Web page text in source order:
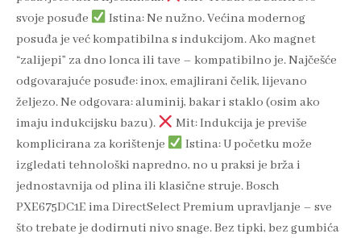
svoje posuđe
Istina: Ne nužno. Većina modernog
posuđa je već kompatibilna s indukcijom. Ako magnet
“zalijepi” za dno lonca ili tave – kompatibilno je. Najčešće
odgovarajuće posuđe: inox, emajlirani čelik, lijevano
željezo. Ne odgovara: aluminij, bakar i staklo (osim ako
imaju indukcijsku bazu).
Mit: Indukcija je previše
komplicirana za korištenje
Istina: U početku može
izgledati tehnološki napredno, no u praksi je brža i
jednostavnija od plina ili klasične struje. Bosch
PXE675DC1E ima DirectSelect Premium upravljanje – sve
što trebate je dodirnuti nivo snage. Bez tipki, bez gumbića